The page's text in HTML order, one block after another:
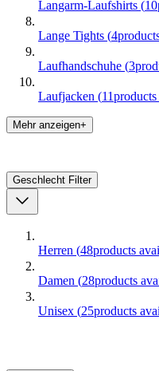
Langarm-Laufshirts (10
Lange Tights (4
Laufhandschuhe (3
Laufjacken (11
Mehr anzeigen+
Geschlecht Filter
Herren (48products
Damen (28products
Unisex (25products